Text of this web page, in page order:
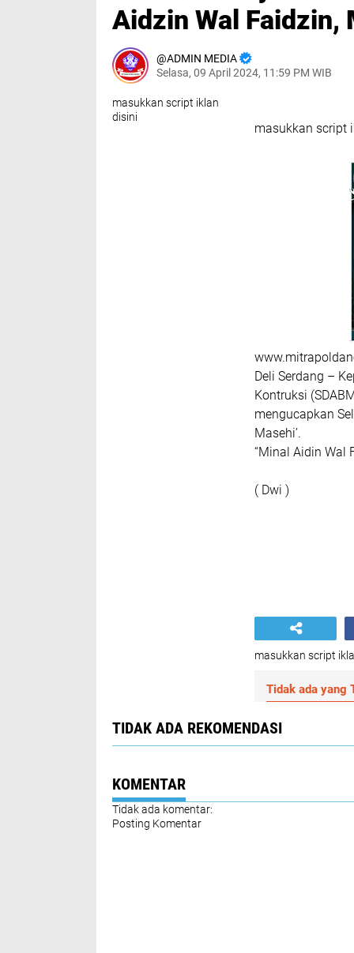
Aidzin Wal Faidzin,
ADMIN MEDIA
Selasa, 09 April 2024, 11:59 PM WIB
masukkan script iklan
disini
masukkan script
Deli Serdang –
Kontruksi
mengucapkan
Masehi’.
“Minal Aidin Wal
( Dwi )
masukkan script
Tidak ada yang
TIDAK ADA REKOMENDASI
KOMENTAR
Tidak ada komentar:
Posting Komentar